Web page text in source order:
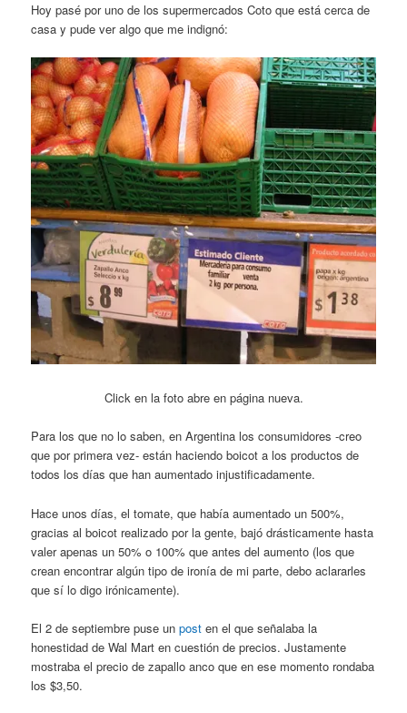
Hoy pasé por uno de los supermercados Coto que está cerca de
casa y pude ver algo que me indignó:
Click en la foto abre en página nueva.
Para los que no lo saben, en Argentina los consumidores -creo
que por primera vez- están haciendo boicot a los productos de
todos los días que han aumentado injustificadamente.
Hace unos días, el tomate, que había aumentado un 500%,
gracias al boicot realizado por la gente, bajó drásticamente hasta
valer apenas un 50% o 100% que antes del aumento (los que
crean encontrar algún tipo de ironía de mi parte, debo aclararles
que sí lo digo irónicamente).
El 2 de septiembre puse unpost en el que señalaba la
honestidad de Wal Mart en cuestión de precios. Justamente
mostraba el precio de zapallo anco que en ese momento rondaba
los $3,50.